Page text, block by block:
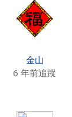
金山
6 年前追蹤